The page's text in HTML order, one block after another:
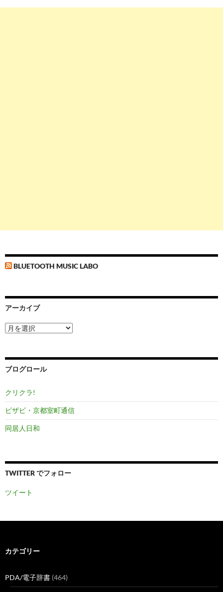
BLUETOOTH MUSIC LABO
アーカイブ
ア
ー
ブ
ブログロール
クリクラ!
ビザビ・京都室町通信
同居人日和
TWITTER でフォロー
ツイート
カテゴリー
PDA/電子辞書 (464)